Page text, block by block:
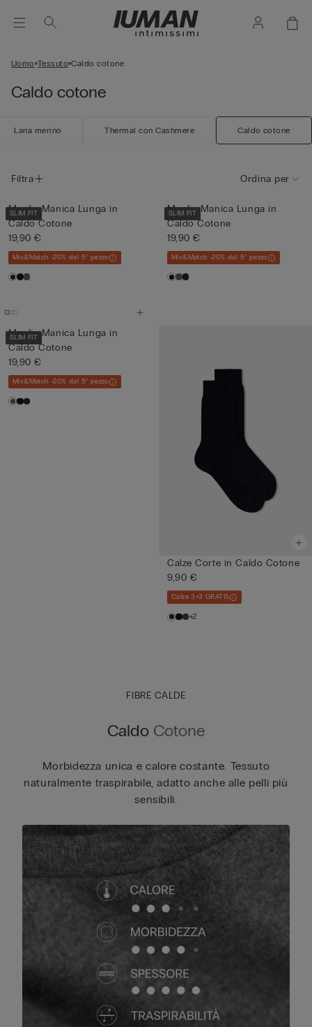
Uomo Tessuto Caldo cotone
Caldo cotone
Lana merino Thermal con Cashmere Caldo cotone
Filtra Ordina per
SLIM FIT
Maglia Manica Lunga in
Caldo Cotone
19,90 €
Mix&Match -20% dal 5° pezzo
SLIM FIT
Maglia Manica Lunga in
Caldo Cotone
19,90 €
Mix&Match -20% dal 5° pezzo
SLIM FIT
Maglia Manica Lunga in
Caldo Cotone
19,90 €
Mix&Match -20% dal 5° pezzo
Calze Corte in Caldo Cotone
9,90 €
Calze 3+3 GRATIS
+2
FIBRE CALDE
Caldo Cotone
Morbidezza unica e calore costante. Tessuto
naturalmente traspirabile, adatto anche alle pelli più
sensibili.